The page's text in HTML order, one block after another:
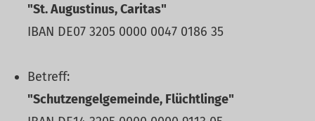
"St. Augustinus, Caritas"
IBAN DE07 3205 0000 0047 0186 35
Betreff:
"Schutzengelgemeinde, Flüchtlinge"